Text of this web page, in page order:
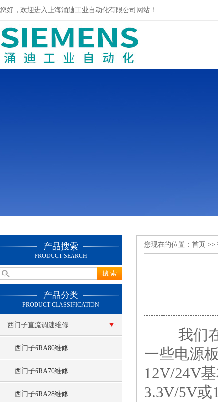
您好，欢迎进入上海涌迪工业自动化有限公司网站！
产品搜索
PRODUCT SEARCH
产品分类
PRODUCT CLASSIFICATION
西门子直流调速维修
西门子6RA80维修
西门子6RA70维修
西门子6RA28维修
您现在的位置： 首页 >>
我们在
一些电源
12V/24V
3.3V/5V或